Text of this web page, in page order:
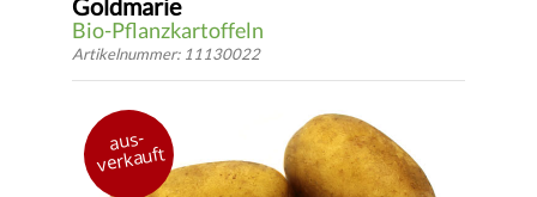
Goldmarie
Bio-Pflanzkartoffeln
Artikelnummer: 11130022
Deutschland 2013
festkochend
früh
aus-
verkauft